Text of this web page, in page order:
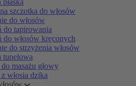
szczotka do włosów
do włosów
do tapirowania
do włosów kręconych
do strzyżenia włosów
tunelowa
masażu głowy
włosia dzika